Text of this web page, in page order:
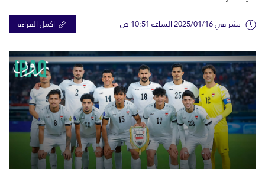
نشر في 2025/01/16 الساعة 10:51 ص اكمل القراءة